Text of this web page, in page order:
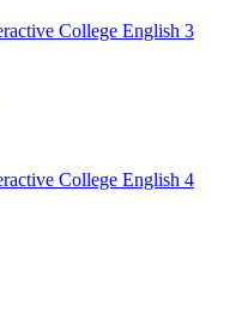
College English 3
College English 4